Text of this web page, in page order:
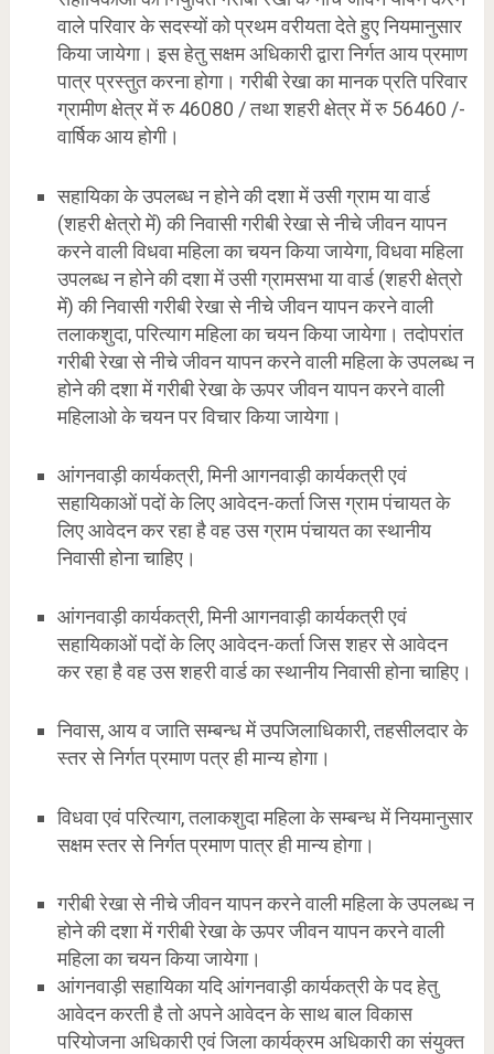
वाले परिवार के सदस्यों को प्रथम वरीयता देते हुए नियमानुसार
किया जायेगा। इस हेतु सक्षम अधिकारी द्वारा निर्गत आय प्रमाण
पात्र प्रस्तुत करना होगा। गरीबी रेखा का मानक प्रति परिवार
ग्रामीण क्षेत्र में रु 46080 / तथा शहरी क्षेत्र में रु 56460 /-
वार्षिक आय होगी।
सहायिका के उपलब्ध न होने की दशा में उसी ग्राम या वार्ड
(शहरी क्षेत्रो में) की निवासी गरीबी रेखा से नीचे जीवन यापन
करने वाली विधवा महिला का चयन किया जायेगा, विधवा महिला
उपलब्ध न होने की दशा में उसी ग्रामसभा या वार्ड (शहरी क्षेत्रो
में) की निवासी गरीबी रेखा से नीचे जीवन यापन करने वाली
तलाकशुदा, परित्याग महिला का चयन किया जायेगा। तदोपरांत
गरीबी रेखा से नीचे जीवन यापन करने वाली महिला के उपलब्ध न
होने की दशा में गरीबी रेखा के ऊपर जीवन यापन करने वाली
महिलाओ के चयन पर विचार किया जायेगा।
आंगनवाड़ी कार्यकत्री, मिनी आगनवाड़ी कार्यकत्री एवं
सहायिकाओं पदों के लिए आवेदन-कर्ता जिस ग्राम पंचायत के
लिए आवेदन कर रहा है वह उस ग्राम पंचायत का स्थानीय
निवासी होना चाहिए।
आंगनवाड़ी कार्यकत्री, मिनी आगनवाड़ी कार्यकत्री एवं
सहायिकाओं पदों के लिए आवेदन-कर्ता जिस शहर से आवेदन
कर रहा है वह उस शहरी वार्ड का स्थानीय निवासी होना चाहिए।
निवास, आय व जाति सम्बन्ध में उपजिलाधिकारी, तहसीलदार के
स्तर से निर्गत प्रमाण पत्र ही मान्य होगा।
विधवा एवं परित्याग, तलाकशुदा महिला के सम्बन्ध में नियमानुसार
सक्षम स्तर से निर्गत प्रमाण पात्र ही मान्य होगा।
गरीबी रेखा से नीचे जीवन यापन करने वाली महिला के उपलब्ध न
होने की दशा में गरीबी रेखा के ऊपर जीवन यापन करने वाली
महिला का चयन किया जायेगा।
आंगनवाड़ी सहायिका यदि आंगनवाड़ी कार्यकत्री के पद हेतु
आवेदन करती है तो अपने आवेदन के साथ बाल विकास
परियोजना अधिकारी एवं जिला कार्यक्रम अधिकारी का संयुक्त